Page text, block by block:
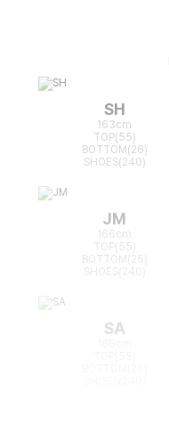
SH
163cm
TOP(55)
BOTTOM(26)
SHOES(240)
JM
166cm
TOP(55)
BOTTOM(25)
SA